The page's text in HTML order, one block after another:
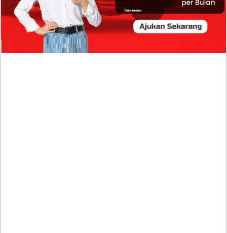
Sumber Penghasilan Asila Maisa Apa Saja? Dituding
Beli Barang Branded Pakai Uang Ayah yang Jadi
Wabup!
Dugaan Bullying: Siswa MTs Pati Kehilangan 2 Jari,